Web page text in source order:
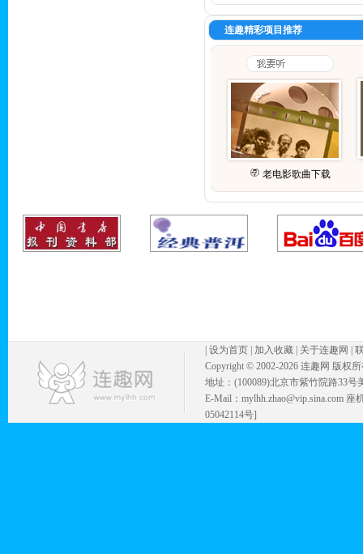
连趣精彩项目推荐
老电影歌曲下载
设为首页 加入收藏 关于连趣网
Copyright © 2002-2026 连趣网 版权
地址：(100089)北京市紫竹院路33号
E-Mail：mylhh.zhao@vip.sina.com
05042114号]